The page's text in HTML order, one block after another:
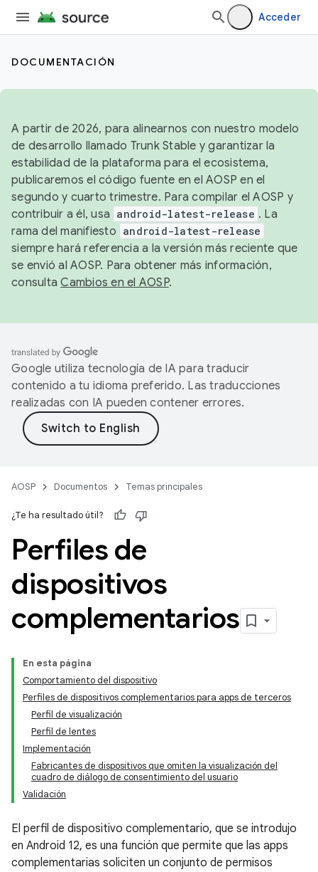
Acceder
DOCUMENTACIÓN
A partir de 2026, para alinearnos con nuestro modelo
de desarrollo llamado Trunk Stable y garantizar la
estabilidad de la plataforma para el ecosistema,
publicaremos el código fuente en el AOSP en el
segundo y cuarto trimestre. Para compilar el AOSP y
contribuir a él, usa android-latest-release . La
rama del manifiesto android-latest-release
siempre hará referencia a la versión más reciente que
se envió al AOSP. Para obtener más información,
consultaCambios en el AOSP.
Google utiliza tecnología de IA para traducir
contenido a tu idioma preferido. Las traducciones
realizadas con IA pueden contener errores.
AOSP Documentos Temas principales
¿Te ha resultado útil?
Perfiles de
dispositivos
complementarios
En esta página
Comportamiento del dispositivo
Perfiles de dispositivos complementarios para apps de terceros
Perfil de visualización
Perfil de lentes
Implementación
Fabricantes de dispositivos que omiten la visualización del
cuadro de diálogo de consentimiento del usuario
Validación
El perfil de dispositivo complementario, que se introdujo
en Android 12, es una función que permite que las apps
complementarias soliciten un conjunto de permisos